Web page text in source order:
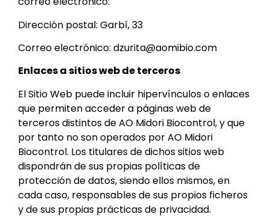
Dirección postal: Garbí, 33
Correo electrónico: dzurita@aomibio.com
Enlaces a sitios web de terceros
El Sitio Web puede incluir hipervínculos o enlaces
que permiten acceder a páginas web de
terceros distintos de AO Midori Biocontrol, y que
por tanto no son operados por AO Midori
Biocontrol. Los titulares de dichos sitios web
dispondrán de sus propias políticas de
protección de datos, siendo ellos mismos, en
cada caso, responsables de sus propios ficheros
y de sus propias prácticas de privacidad.